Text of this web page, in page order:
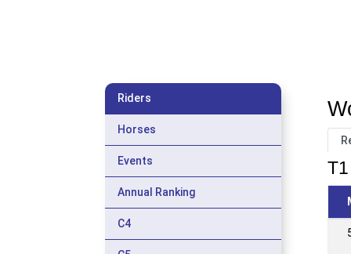
Riders
Horses
Events
Annual Ranking
C4